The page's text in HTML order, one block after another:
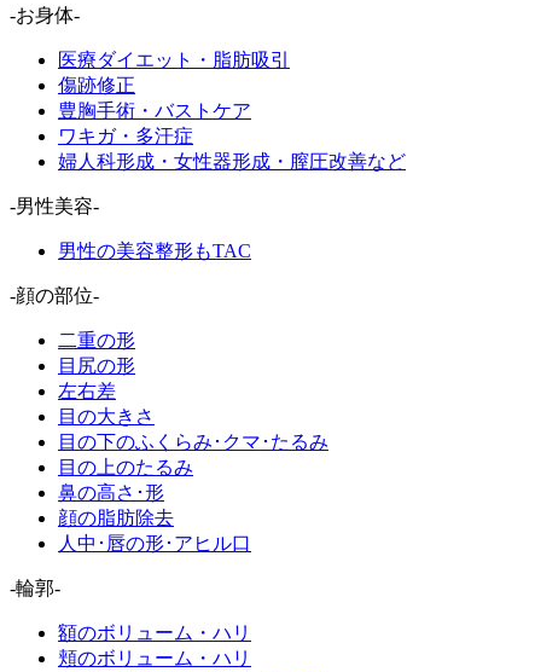
-お身体-
医療ダイエット・脂肪吸引
傷跡修正
豊胸手術・バストケア
ワキガ・多汗症
婦人科形成・女性器形成・膣圧改善など
-男性美容-
男性の美容整形もTAC
-顔の部位-
二重の形
目尻の形
左右差
目の大きさ
目の下のふくらみ･クマ･たるみ
目の上のたるみ
鼻の高さ･形
顔の脂肪除去
人中･唇の形･アヒル口
-輪郭-
額のボリューム・ハリ
頬のボリューム・ハリ